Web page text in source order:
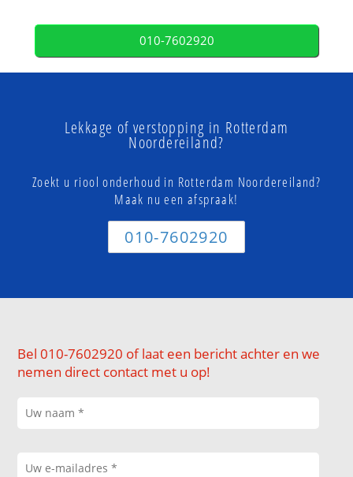
010-7602920
Lekkage of verstopping in Rotterdam
Noordereiland?
Zoekt u riool onderhoud in Rotterdam Noordereiland?
Maak nu een afspraak!
010-7602920
Bel 010-7602920 of laat een bericht achter en we
nemen direct contact met u op!